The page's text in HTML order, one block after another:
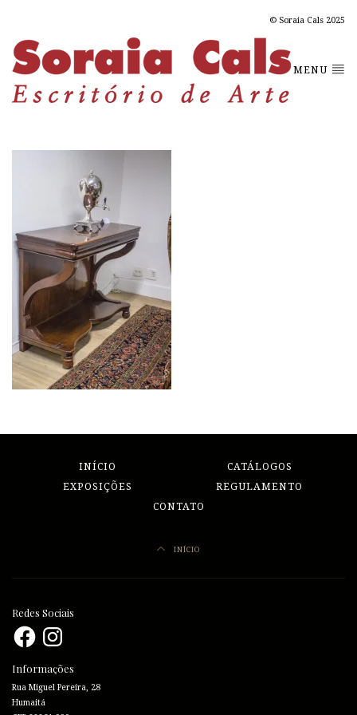
© Soraia Cals 2025
MENU
INÍCIO
CATÁLOGOS
EXPOSIÇÕES
REGULAMENTO
CONTATO
INÍCIO
Redes Sociais
FacebookInstagram
Informações
Rua Miguel Pereira, 28
Humaitá